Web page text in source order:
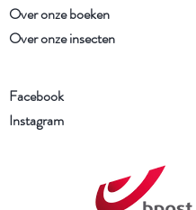
Over onze boeken
Over onze insecten
Facebook
Instagram